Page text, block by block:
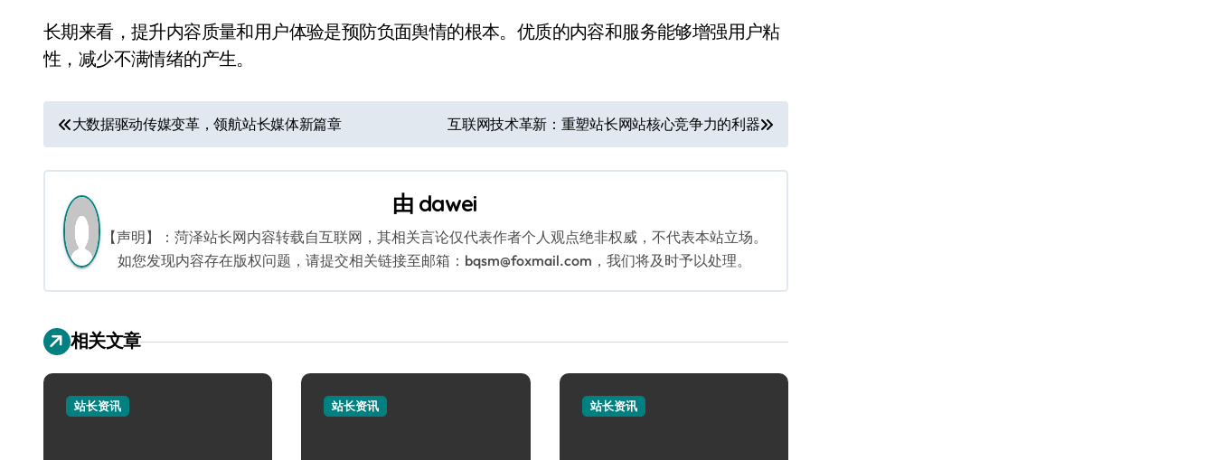
长期来看，提升内容质量和用户体验是预防负面舆情的根本。优质的内容和服务能够增强用户粘
性，减少不满情绪的产生。
文
章
导
航
大数据驱动传媒变革，领航站长媒体新篇章 互联网技术革新：重塑站长网站核心竞争力的利器
由 dawei
【声明】：菏泽站长网内容转载自互联网，其相关言论仅代表作者个人观点绝非权威，不代表本站立场。
如您发现内容存在版权问题，请提交相关链接至邮箱：bqsm@foxmail.com，我们将及时予以处理。
相关文章
站长资讯 站长资讯 站长资讯